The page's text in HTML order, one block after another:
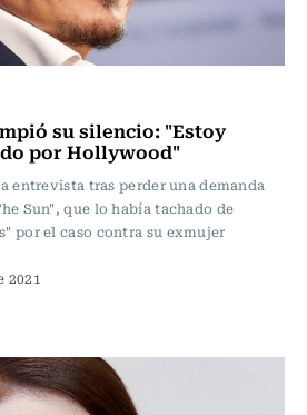
su silencio: "Estoy
por Hollywood"
entrevista tras perder una demanda
Sun", que lo había tachado de
por el caso contra su exmujer
2021